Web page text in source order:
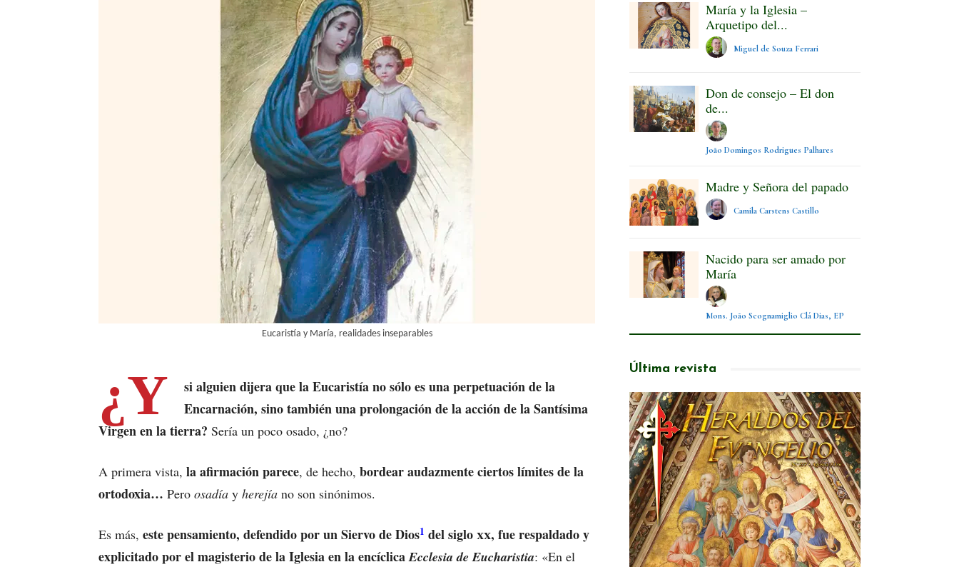
Eucaristía y María, realidades inseparables
¿Y
si alguien dijera que la Eucaristía no sólo es una perpetuación de la
Encarnación, sino también una prolongación de la acción de la Santísima
Virgen en la tierra? Sería un poco osado, ¿no?
A primera vista, la afirmación parece, de hecho, bordear audazmente ciertos límites de la
ortodoxia… Pero osadía y herejía no son sinónimos.
Es más, este pensamiento, defendido por un Siervo de Dios1 del sigloxx, fue respaldado y
explicitado por el magisterio de la Iglesia en la encíclicaEcclesia de Eucharistia: «En el
María y la Iglesia –
Arquetipo del...
Miguel de Souza Ferrari
Don de consejo – El don
de...
João Domingos Rodrigues Palhares
Madre y Señora del papado
Camila Carstens Castillo
Nacido para ser amado por
María
Mons. João Scognamiglio Clá Dias, EP
Última revista